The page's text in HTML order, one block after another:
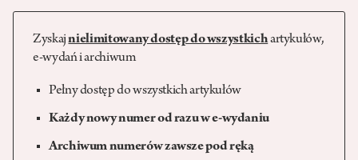
Zyskajnielimitowany dostęp do wszystkichartykułów,
e-wydań i archiwum
Pełny dostęp do wszystkich artykułów
Każdy nowy numer od razu w e-wydaniu
Archiwum numerów zawsze pod ręką